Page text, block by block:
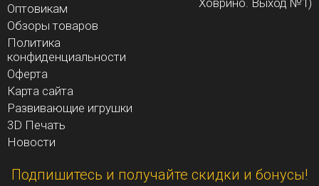
Оптовикам
Обзоры товаров
Политика
конфиденциальности
Оферта
Карта сайта
Развивающие игрушки
3D Печать
Новости
Ховрино. Выход №1)
Подпишитесь и получайте скидки и бонусы!